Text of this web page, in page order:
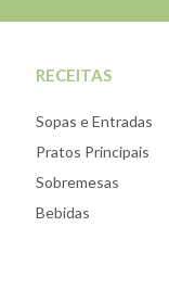
RECEITAS
Sopas e Entradas
Pratos Principais
Sobremesas
Bebidas